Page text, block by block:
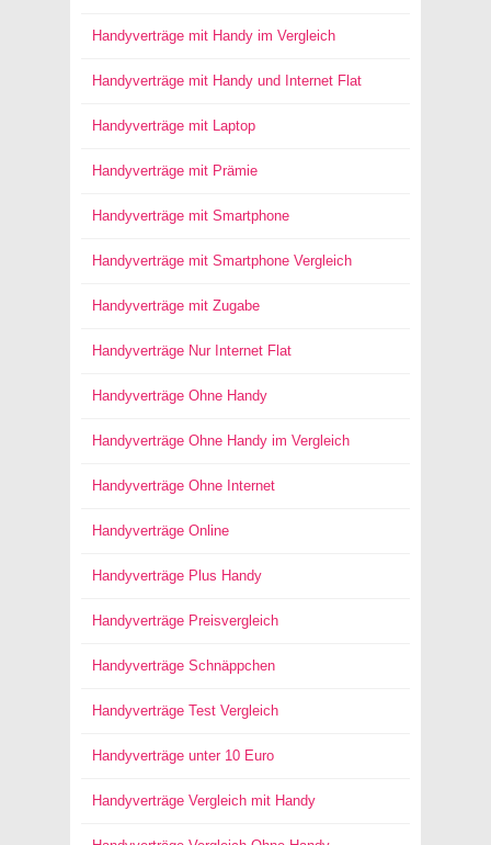
Handyverträge mit Handy im Vergleich
Handyverträge mit Handy und Internet Flat
Handyverträge mit Laptop
Handyverträge mit Prämie
Handyverträge mit Smartphone
Handyverträge mit Smartphone Vergleich
Handyverträge mit Zugabe
Handyverträge Nur Internet Flat
Handyverträge Ohne Handy
Handyverträge Ohne Handy im Vergleich
Handyverträge Ohne Internet
Handyverträge Online
Handyverträge Plus Handy
Handyverträge Preisvergleich
Handyverträge Schnäppchen
Handyverträge Test Vergleich
Handyverträge unter 10 Euro
Handyverträge Vergleich mit Handy